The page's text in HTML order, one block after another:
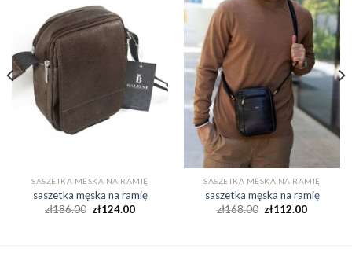
SASZETKA MĘSKA NA RAMIĘ
saszetka męska na ramię
zł186.00 zł124.00
SASZETKA MĘSKA NA RAMIĘ
saszetka męska na ramię
zł168.00 zł112.00